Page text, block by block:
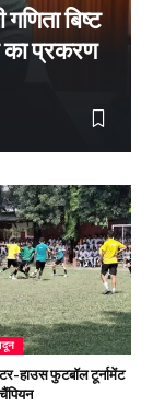
बिष्ट
का प्रकरण
हाउस फुटबॉल टूर्नामेंट